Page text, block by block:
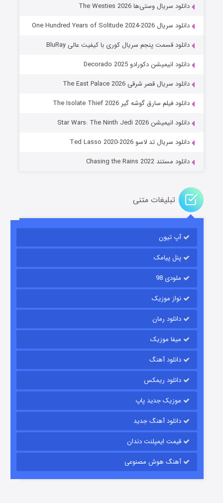
جادوگری در مغولستان
قسمت ۱۴ (زیرنویس) منتشر شد
قسمت
دانلود سریال وستی‌ها The Westies 2026
دانلود سریال One Hundred Years of Solitude 2024-2026
دانلود قسمت پنجم سریال کوری با کیفیت عالی BluRay
دانلود انیمیشن دکورادو Decorado 2025
دانلود سریال قصر شرقی The East Palace 2026
دانلود فیلم سارق گوشه گیر The Isolate Thief 2026
دانلود انیمیشن Star Wars: The Ninth Jedi 2026
دانلود سریال تد لاسو Ted Lasso 2020-2026
دانلود مستند Chasing the Rains 2022
تبلیغات متنی
آپ تیون
پنل پیامک
ملودی 98
نواز موزیک
دانلود رمان
میفا موزیک
دانلود آهنگ
دانلود ریمکس
موزیک جدید پاپ
دانلود آهنگ جدید
قیمت ایمپلنت دندان
آهنگ هوش مصنوعی